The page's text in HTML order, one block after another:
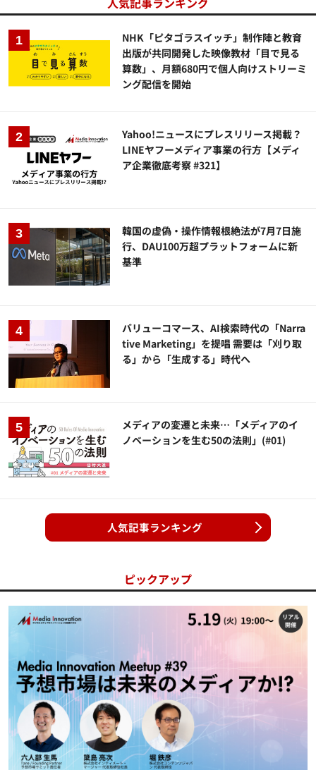
NHK「ピタゴラスイッチ」制作陣と教育
出版が共同開発した映像教材「目で見る
算数」、月額680円で個人向けストリーミ
ング配信を開始
Yahoo!ニュースにプレスリリース掲載？
LINEヤフーメディア事業の行方【メディ
ア企業徹底考察 #321】
韓国の虚偽・操作情報根絶法が7月7日施
行、DAU100万超プラットフォームに新
基準
バリューコマース、AI検索時代の「Narra
tive Marketing」を提唱 需要は「刈り取
る」から「生成する」時代へ
メディアの変遷と未来…「メディアのイ
ノベーションを生む50の法則」(#01)
人気記事ランキング
ピックアップ